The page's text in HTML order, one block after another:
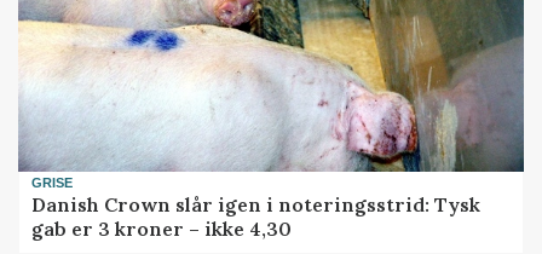
GRISE
Danish Crown slår igen i noteringsstrid: Tysk
gab er 3 kroner – ikke 4,30